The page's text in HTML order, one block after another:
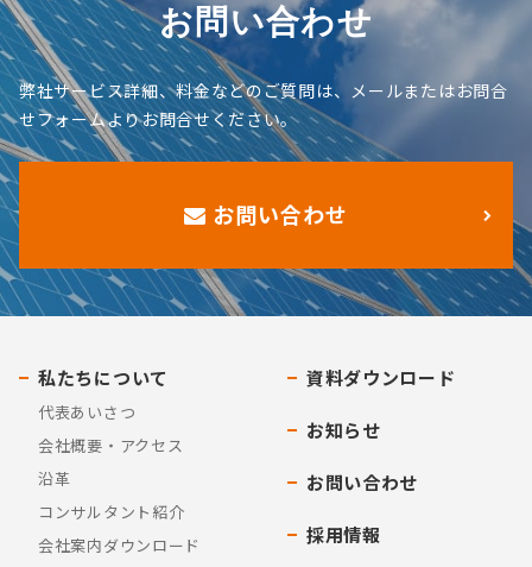
お問い合わせ
弊社サービス詳細、料金などのご質問は、メールまたはお問合
せフォームよりお問合せください。
お問い合わせ
私たちについて
代表あいさつ
会社概要・アクセス
沿革
コンサルタント紹介
会社案内ダウンロード
資料ダウンロード
お知らせ
お問い合わせ
採用情報